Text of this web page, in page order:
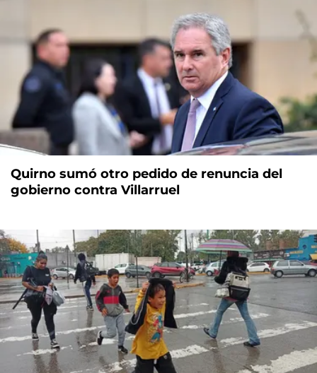
Quirno sumó otro pedido de renuncia del
gobierno contra Villarruel